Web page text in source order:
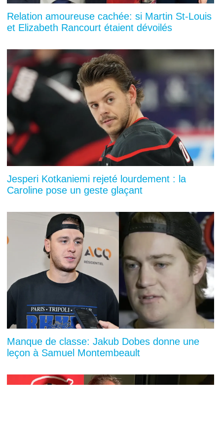
Relation amoureuse cachée: si Martin St-Louis
et Elizabeth Rancourt étaient dévoilés
Jesperi Kotkaniemi rejeté lourdement : la
Caroline pose un geste glaçant
Manque de classe: Jakub Dobes donne une
leçon à Samuel Montembeault